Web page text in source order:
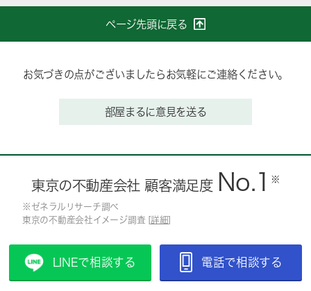
ページ先頭に戻る
お気づきの点がございましたらお気軽にご連絡ください。
部屋まるに意見を送る
東京の不動産会社 顧客満足度 No.1 ※
※ゼネラルリサーチ調べ
東京の不動産会社イメージ調査 [ 詳細
LINEで相談する 電話で相談する